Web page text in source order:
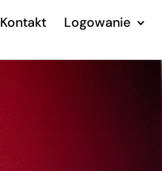
Kontakt Logowanie